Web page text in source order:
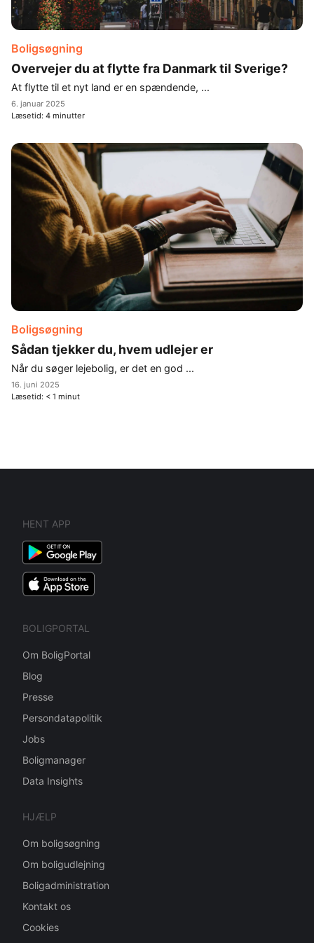
Boligsøgning
Overvejer du at flytte fra Danmark til Sverige?
At flytte til et nyt land er en spændende, ...
6. januar 2025
Læsetid: 4 minutter
Boligsøgning
Sådan tjekker du, hvem udlejer er
Når du søger lejebolig, er det en god ...
16. juni 2025
Læsetid: < 1 minut
HENT APP
BOLIGPORTAL
Om BoligPortal
Blog
Presse
Persondatapolitik
Jobs
Boligmanager
Data Insights
HJÆLP
Om boligsøgning
Om boligudlejning
Boligadministration
Kontakt os
Cookies